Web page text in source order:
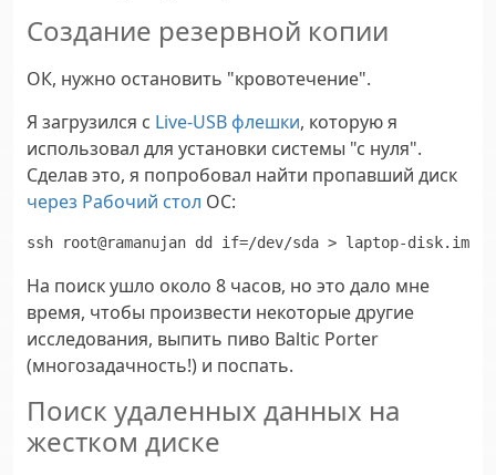
Создание резервной копии
ОК, нужно остановить "кровотечение".
Я загрузился с Live-USB флешки, которую я
использовал для установки системы "с нуля".
Сделав это, я попробовал найти пропавший диск
через Рабочий стол ОС:
ssh root@ramanujan dd if=/dev/sda > laptop-disk.img
На поиск ушло около 8 часов, но это дало мне
время, чтобы произвести некоторые другие
исследования, выпить пиво Baltic Porter
(многозадачность!) и поспать.
Поиск удаленных данных на
жестком диске